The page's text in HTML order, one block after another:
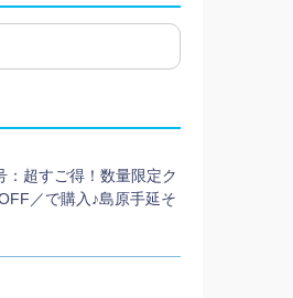
：超すご得！数量限定ク
／で購入♪島原手延そ